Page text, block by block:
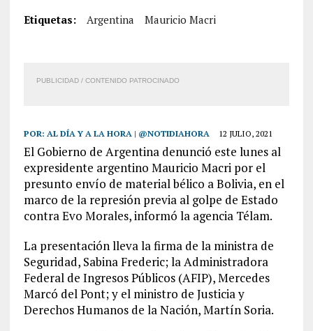
Etiquetas: Argentina Mauricio Macri
PUBLICIDAD / CONTENIDO PATROCINADO
POR: AL DÍA Y A LA HORA | @NOTIDIAHORA 12 JULIO, 2021
El Gobierno de Argentina denunció este lunes al
expresidente argentino Mauricio Macri por el
presunto envío de material bélico a Bolivia, en el
marco de la represión previa al golpe de Estado
contra Evo Morales, informó la agencia Télam.
La presentación lleva la firma de la ministra de
Seguridad, Sabina Frederic; la Administradora
Federal de Ingresos Públicos (AFIP), Mercedes
Marcó del Pont; y el ministro de Justicia y
Derechos Humanos de la Nación, Martín Soria.